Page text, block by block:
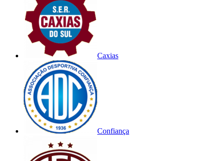
Caxias
Confiança